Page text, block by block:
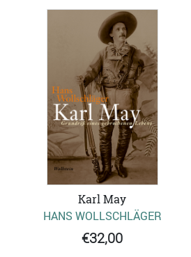
Karl May
HANS WOLLSCHLÄGER
€32,00